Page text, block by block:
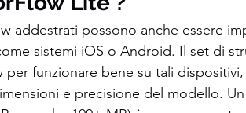
addestrati possono anche essere
sistemi iOS o Android. Il set di
per funzionare bene su tali
e precisione del modello.